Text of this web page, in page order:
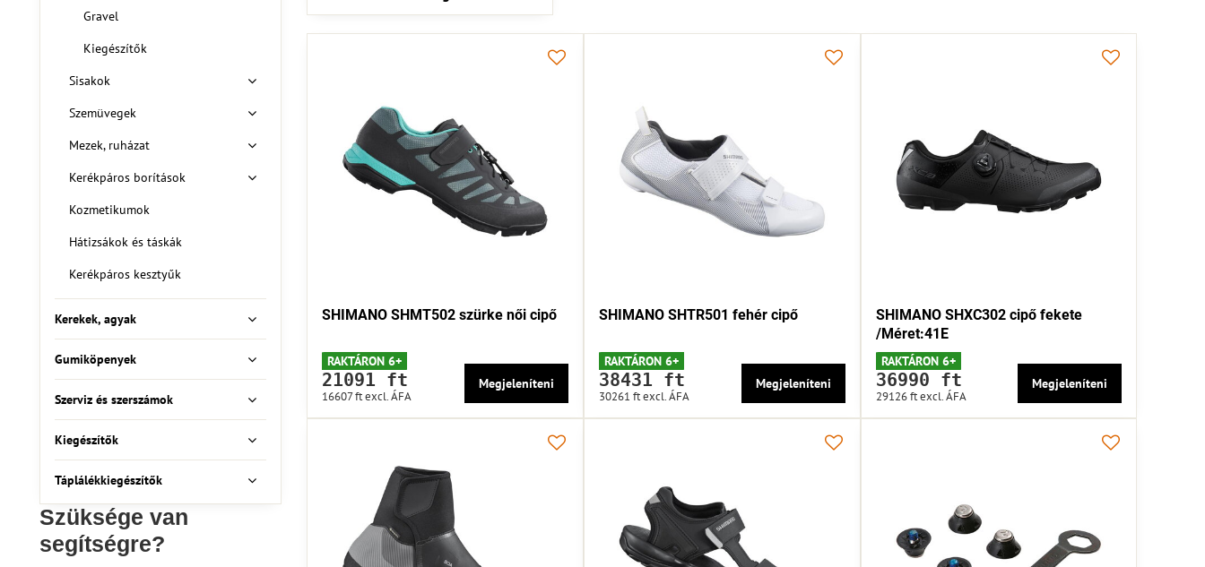
SHIMANO SHMT502 szürke női cipő
RAKTÁRON 6+
21091 ft
16607 ftexcl. ÁFA
Megjeleníteni
SHIMANO SHTR501 fehér cipő
RAKTÁRON 6+
38431 ft
30261 ftexcl. ÁFA
Megjeleníteni
SHIMANO SHXC302 cipő fekete
/Méret:41E
RAKTÁRON 6+
36990 ft
29126 ftexcl. ÁFA
Megjeleníteni
Szüksége van
segítségre?
Gravel
Kiegészítők
Sisakok
Szemüvegek
Mezek, ruházat
Kerékpáros borítások
Kozmetikumok
Hátizsákok és táskák
Kerékpáros kesztyűk
Kerekek, agyak
Gumiköpenyek
Szerviz és szerszámok
Kiegészítők
Táplálékkiegészítők